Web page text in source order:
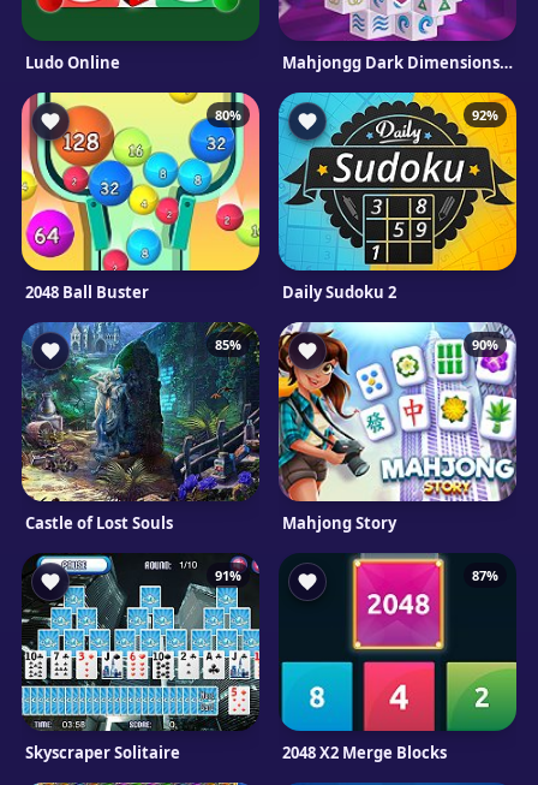
Ludo Online Mahjongg Dark Dimensions Triple Time
80%
2048 Ball Buster
92%
Daily Sudoku 2
85%
Castle of Lost Souls
90%
Mahjong Story
91%
Skyscraper Solitaire
87%
2048 X2 Merge Blocks